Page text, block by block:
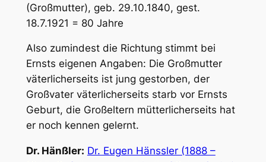
(Großmutter), geb. 29.10.1840, gest.
18.7.1921 = 80 Jahre
Also zumindest die Richtung stimmt bei
Ernsts eigenen Angaben: Die Großmutter
väterlicherseits ist jung gestorben, der
Großvater väterlicherseits starb vor Ernsts
Geburt, die Großeltern mütterlicherseits hat
er noch kennen gelernt.
Dr. Hänßler: Dr. Eugen Hänssler (1888 –